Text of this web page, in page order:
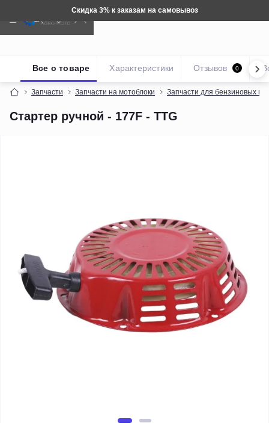
Техника: Бесплатная доставка
Запчасти Запчасти на мотоблоки Запчасти для бензиновых
Стартер ручной - 177F - TTG
Все о товаре Характеристики Отзывов 0